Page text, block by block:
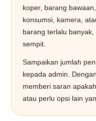
koper, barang
konsumsi, kamera,
barang terlalu
sempit.
Sampaikan jumlah
kepada admin.
memberi saran
atau perlu opsi lain